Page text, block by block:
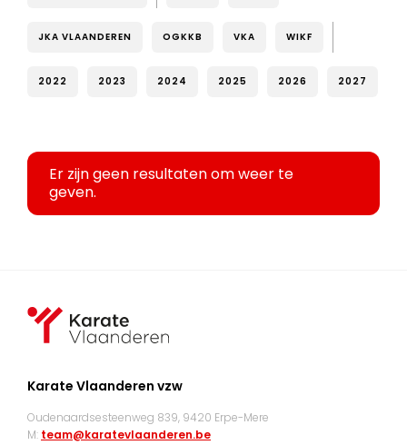
JKA VLAANDEREN OGKKB VKA WIKF
2022 2023 2024 2025 2026 2027
Er zijn geen resultaten om weer te
geven.
Karate Vlaanderen vzw
Oudenaardsesteenweg 839, 9420 Erpe-Mere
M: team@karatevlaanderen.be